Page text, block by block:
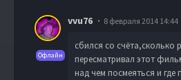
Офлайн
vvu76 8 февраля 2014 14:44
сбился со счёта,сколько
пересматривал этот
над чем посмеяться и где